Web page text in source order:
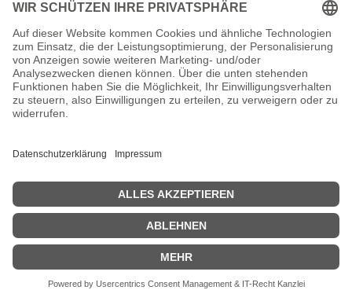
Support
Lenovo Foundation Service + Premier Support -
Serviceerweiterung - Arbeitszeit und Ersatzteile - 3 Jahre - Vor-
Ort - Geschäftszeiten / 5 Tage die Woche - Reaktionszeit: am
nächsten Arbeitstag - für P/N: 7Y420001EA, 7Y420002EA,